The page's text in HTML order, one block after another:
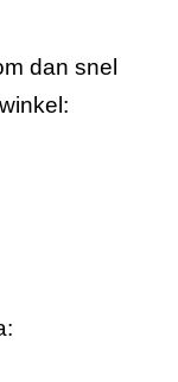
dan snel